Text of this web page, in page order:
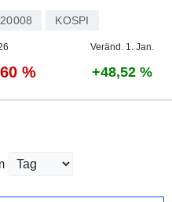
KOSPI
Veränd. 1. Jan.
% +48,52 %